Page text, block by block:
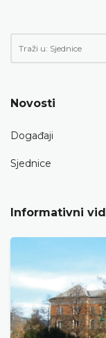
Novosti
Događaji
Sjednice
Informativni